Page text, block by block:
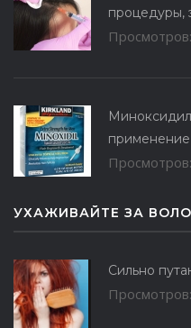
процедуры,
УХАЖИВАЙТЕ ЗА
Сильно